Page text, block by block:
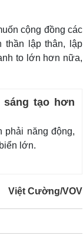
cộng đồng các
thần lập thân, lập
to lớn hơn nữa,
sáng tạo hơn
phải năng động,
lớn.
Việt Cường/VOV